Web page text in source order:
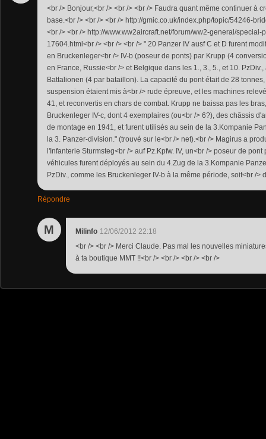
<br /> Bonjour,<br /> <br /> <br /> Faudra quant même continuer à
base.<br /> <br /> <br /> http://gmic.co.uk/index.php/topic/54246-
<br /> <br /> http://www.ww2aircraft.net/forum/ww2-general/special-
17604.html<br /> <br /> <br /> " 20 Panzer IV ausf C et D furent
en Bruckenleger<br /> IV-b (poseur de ponts) par Krupp (4
en France, Russie<br /> et Belgique dans les 1., 3., 5., et 10.
Battalionen (4 par bataillon). La capacité du pont était de 28
suspension étaient mis à<br /> rude épreuve, et les machines
41, et reconvertis en chars de combat. Krupp ne baissa pas les
Bruckenleger IV-c, dont 4 exemplaires (ou<br /> 6?), des châssis
de montage en 1941, et furent utilisés au sein de la 3.Kompanie
la 3. Panzer-division." (trouvé sur le<br /> net).<br /> Magirus a
l'Infanterie Sturmsteg<br /> auf Pz.Kpfw. IV, un<br /> poseur de
véhicules furent déployés au sein du 4.Zug de la 3.Kompanie
PzDiv., comme les Bruckenleger IV-b à la même période, soit<br />
Répondre
M Milinfo 12/06/2012 22:18
<br /> <br /> Merci Claude. Pas mal les nouvelles
à ta boutique MMT !!<br /> <br /> <br /> <br />